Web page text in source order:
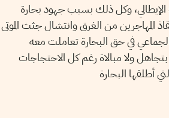
وكل ذلك بسبب جهود بحارة
المهاجرين من الغرق وانتشال جثث الموتى
في حق البحارة تعاملت معه
ولا مبالاة رغم كل الاحتجاجات
أطلقها البحارة